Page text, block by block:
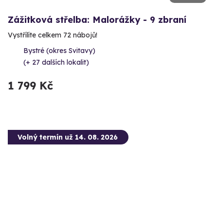
Zážitková střelba: Malorážky - 9 zbraní
Vystřílíte celkem 72 nábojů!
Bystré (okres Svitavy)
(+ 27 dalších lokalit)
1 799 Kč
Volný termín už 14. 08. 2026